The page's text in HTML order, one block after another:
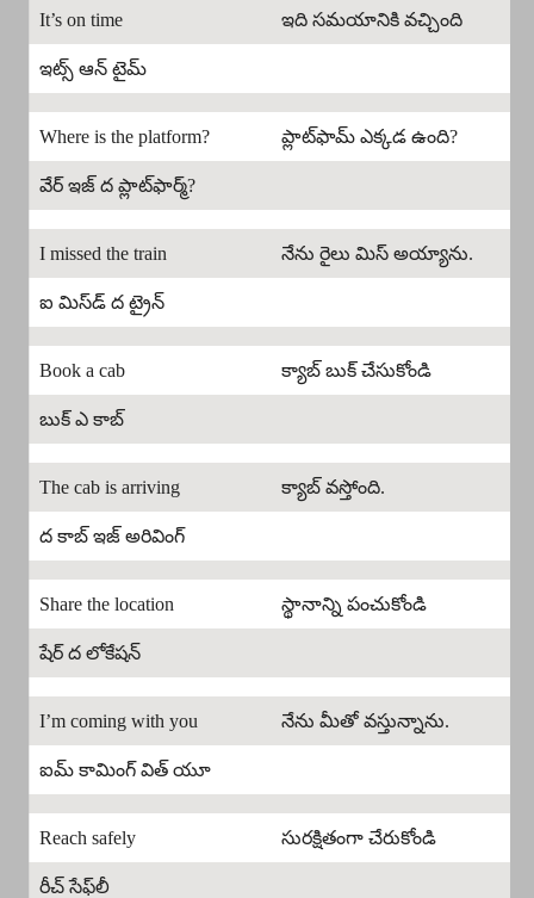
It’s on time ఇది సమయానికి వచ్చింది
ఇట్స్ ఆన్ టైమ్
Where is the platform? ప్లాట్‌ఫామ్ ఎక్కడ ఉంది?
వేర్ ఇజ్ ద ప్లాట్‌ఫార్మ్?
I missed the train నేను రైలు మిస్ అయ్యాను.
ఐ మిస్‌డ్ ద ట్రైన్
Book a cab క్యాబ్ బుక్ చేసుకోండి
బుక్ ఎ కాబ్
The cab is arriving క్యాబ్ వస్తోంది.
ద కాబ్ ఇజ్ అరివింగ్
Share the location స్థానాన్ని పంచుకోండి
షేర్ ద లోకేషన్
I’m coming with you నేను మీతో వస్తున్నాను.
ఐమ్ కామింగ్ విత్ యూ
Reach safely సురక్షితంగా చేరుకోండి
రీచ్ సేఫ్‌లీ